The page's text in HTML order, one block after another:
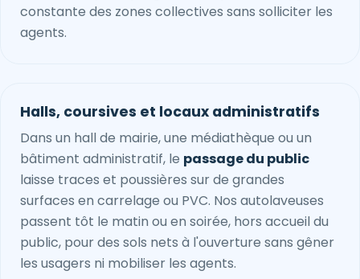
constante des zones collectives sans solliciter les
agents.
Halls, coursives et locaux administratifs
Dans un hall de mairie, une médiathèque ou un
bâtiment administratif, le passage du public
laisse traces et poussières sur de grandes
surfaces en carrelage ou PVC. Nos autolaveuses
passent tôt le matin ou en soirée, hors accueil du
public, pour des sols nets à l'ouverture sans gêner
les usagers ni mobiliser les agents.